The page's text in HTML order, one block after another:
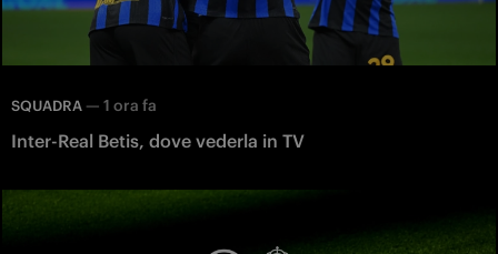
SQUADRA — 1 ora fa
Inter-Real Betis, dove vederla in TV